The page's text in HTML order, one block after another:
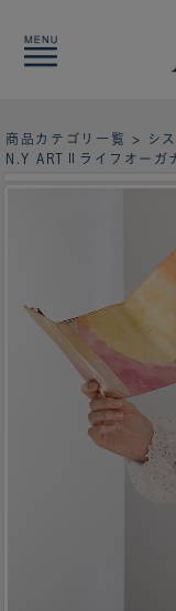
商品カテゴリ一覧 > シ
N.Y ARTⅡライフオーガ